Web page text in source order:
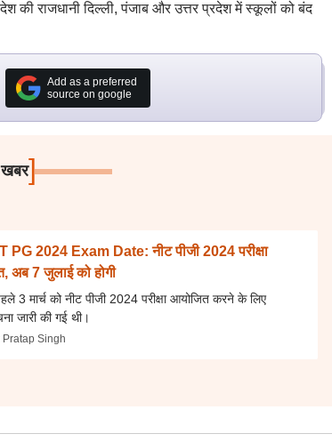
की राजधानी दिल्ली, पंजाब और उत्तर प्रदेश में स्कूलों को बंद
Add as a preferred
source on google
]
PG 2024 Exam Date: नीट पीजी 2024 परीक्षा
अब 7 जुलाई को होगी
3 मार्च को नीट पीजी 2024 परीक्षा आयोजित करने के लिए
जारी की गई थी।
Pratap Singh